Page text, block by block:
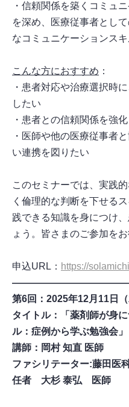
・信頼関係を築くコミュ
を深め、医療従事者とし
なコミュニケーションス
こんな方におすすめ ：
・患者対応や治療選択時
したい
・患者との信頼関係を強
・医師や他の医療従事者
い連携を図りたい
このセミナーでは、実践
く倫理的な判断を下せる
践できる知識を身につけ
ょう。皆さまのご参加を
申込URL： https://
第6回：2025年12月11日
タイトル：「薬剤師が身
ル：症例から学ぶ勉強会」
講師：岡村 知直 医師
ファシリテーター:藤田医
任者 大杉 泰弘 医師